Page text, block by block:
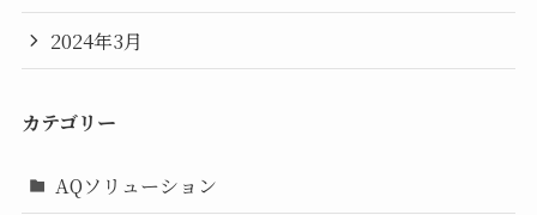
2024年3月
カテゴリー
AQソリューション